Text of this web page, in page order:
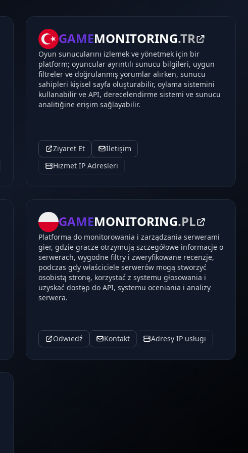
GAMEMONITORING.TR
Oyun sunucularını izlemek ve yönetmek için bir
platform; oyuncular ayrıntılı sunucu bilgileri, uygun
filtreler ve doğrulanmış yorumlar alırken, sunucu
sahipleri kişisel sayfa oluşturabilir, oylama sistemini
kullanabilir ve API, derecelendirme sistemi ve sunucu
analitiğine erişim sağlayabilir.
Ziyaret Et
İletişim
Hizmet IP Adresleri
GAMEMONITORING.PL
Platforma do monitorowania i zarządzania serwerami
gier, gdzie gracze otrzymują szczegółowe informacje o
serwerach, wygodne filtry i zweryfikowane recenzje,
podczas gdy właściciele serwerów mogą stworzyć
osobistą stronę, korzystać z systemu głosowania i
uzyskać dostęp do API, systemu oceniania i analizy
serwera.
Odwiedź Kontakt Adresy IP usługi